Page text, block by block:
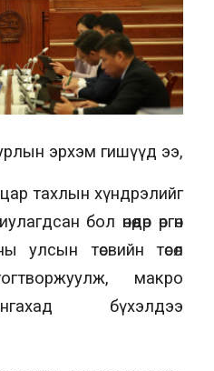
эрхэм гишүүд ээ,
цар тахлын хүндрэлийг
бол өнөөдөр өргөн
төсвийн төсөл
макро
бүхэлдээ